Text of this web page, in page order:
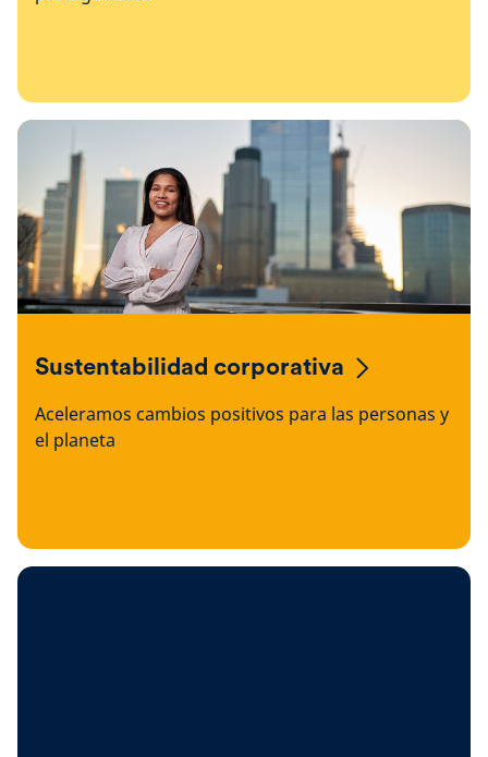
Sustentabilidad corporativa
Aceleramos cambios positivos para las personas y
el planeta